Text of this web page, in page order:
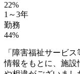
22%
1～3年
勤務
44%
「障害福祉サービ
情報をもとに、施設